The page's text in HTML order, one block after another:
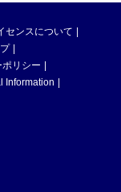
センスについて
リシー
Information